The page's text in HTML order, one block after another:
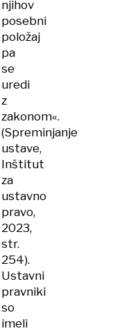
njihov
posebni
položaj
pa
se
uredi
z
zakonom«.
(Spreminjanje
ustave,
Inštitut
za
ustavno
pravo,
2023,
str.
254).
Ustavni
pravniki
so
imeli